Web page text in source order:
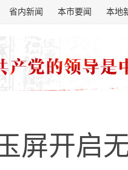
省内新闻 本市要闻 本地
屏开启